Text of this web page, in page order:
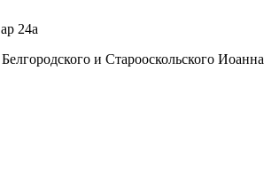
24а
и Старооскольского Иоанна